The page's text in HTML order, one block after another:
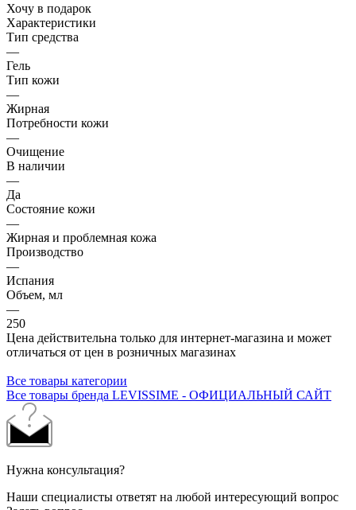
Хочу в подарок
Характеристики
Тип средства
—
Гель
Тип кожи
—
Жирная
Потребности кожи
—
Очищение
В наличии
—
Да
Состояние кожи
—
Жирная и проблемная кожа
Производство
—
Испания
Объем, мл
—
250
Цена действительна только для интернет-магазина и может
отличаться от цен в розничных магазинах
Все товары категории
Все товары бренда LEVISSIME - ОФИЦИАЛЬНЫЙ САЙТ
Нужна консультация?
Наши специалисты ответят на любой интересующий вопрос